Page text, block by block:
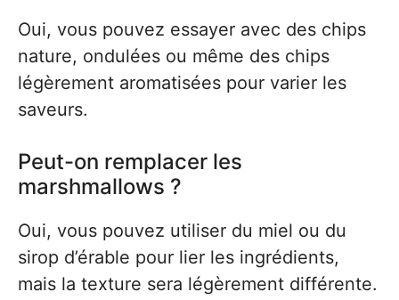
Oui, vous pouvez essayer avec des chips
nature, ondulées ou même des chips
légèrement aromatisées pour varier les
saveurs.
Peut-on remplacer les
marshmallows ?
Oui, vous pouvez utiliser du miel ou du
sirop d’érable pour lier les ingrédients,
mais la texture sera légèrement différente.